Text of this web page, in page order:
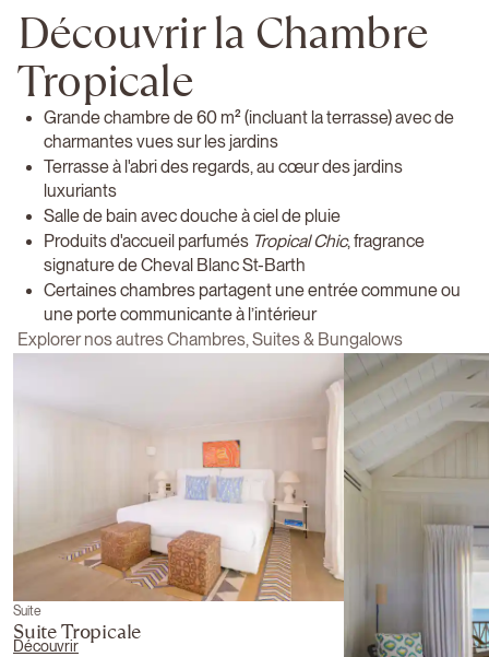
Découvrir la Chambre
Tropicale
Grande chambre de 60 m² (incluant la terrasse) avec de
charmantes vues sur les jardins
Terrasse à l'abri des regards, au cœur des jardins
luxuriants
Salle de bain avec douche à ciel de pluie
Produits d'accueil parfumés Tropical Chic, fragrance
signature de Cheval Blanc St-Barth
Certaines chambres partagent une entrée commune ou
une porte communicante à l’intérieur
Explorer nos autres Chambres, Suites & Bungalows
Suite
Suite Tropicale
Découvrir